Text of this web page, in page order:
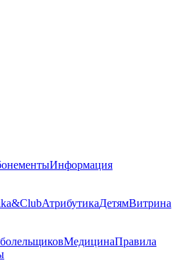
Информация
АтрибутикаДетямВитрина
МедицинаПравила